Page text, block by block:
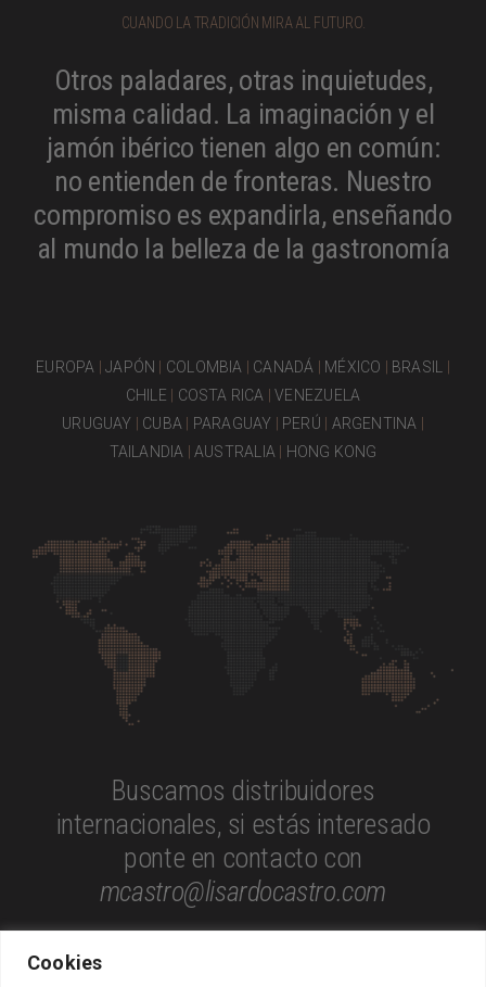
Cookies
CUANDO LA TRADICIÓN MIRA AL FUTURO.
Otros paladares, otras inquietudes,
misma calidad. La imaginación y el
jamón ibérico tienen algo en común:
no entienden de fronteras. Nuestro
compromiso es expandirla, enseñando
al mundo la belleza de la gastronomía
EUROPA | JAPÓN | COLOMBIA | CANADÁ | MÉXICO | BRASIL |
CHILE | COSTA RICA | VENEZUELA
URUGUAY | CUBA | PARAGUAY | PERÚ | ARGENTINA |
TAILANDIA | AUSTRALIA | HONG KONG
Buscamos distribuidores
internacionales, si estás interesado
ponte en contacto con
mcastro@lisardocastro.com